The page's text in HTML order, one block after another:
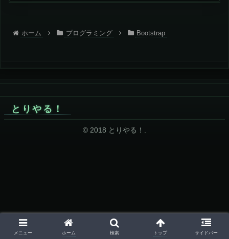
ホーム プログラミング Bootstrap
とりやる！
© 2018 とりやる！.
メニュー ホーム 検索 トップ サイドバー